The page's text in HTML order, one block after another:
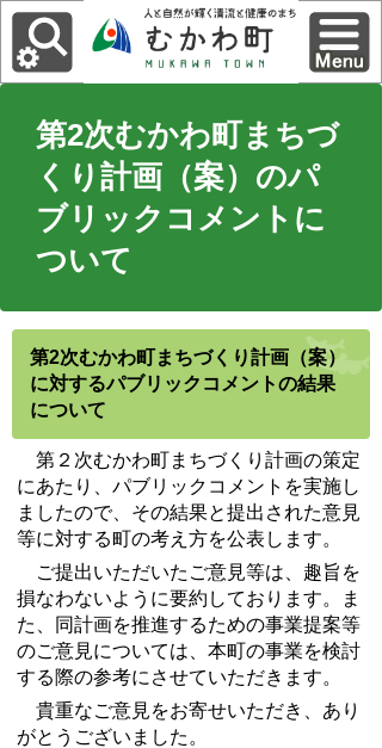
第2次むかわ町まちづ
くり計画（案）のパ
ブリックコメントに
ついて
第2次むかわ町まちづくり計画（案）
に対するパブリックコメントの結果
について
第２次むかわ町まちづくり計画の策定
にあたり、パブリックコメントを実施し
ましたので、その結果と提出された意見
等に対する町の考え方を公表します。
ご提出いただいたご意見等は、趣旨を
損なわないように要約しております。ま
た、同計画を推進するための事業提案等
のご意見については、本町の事業を検討
する際の参考にさせていただきます。
貴重なご意見をお寄せいただき、あり
がとうございました。